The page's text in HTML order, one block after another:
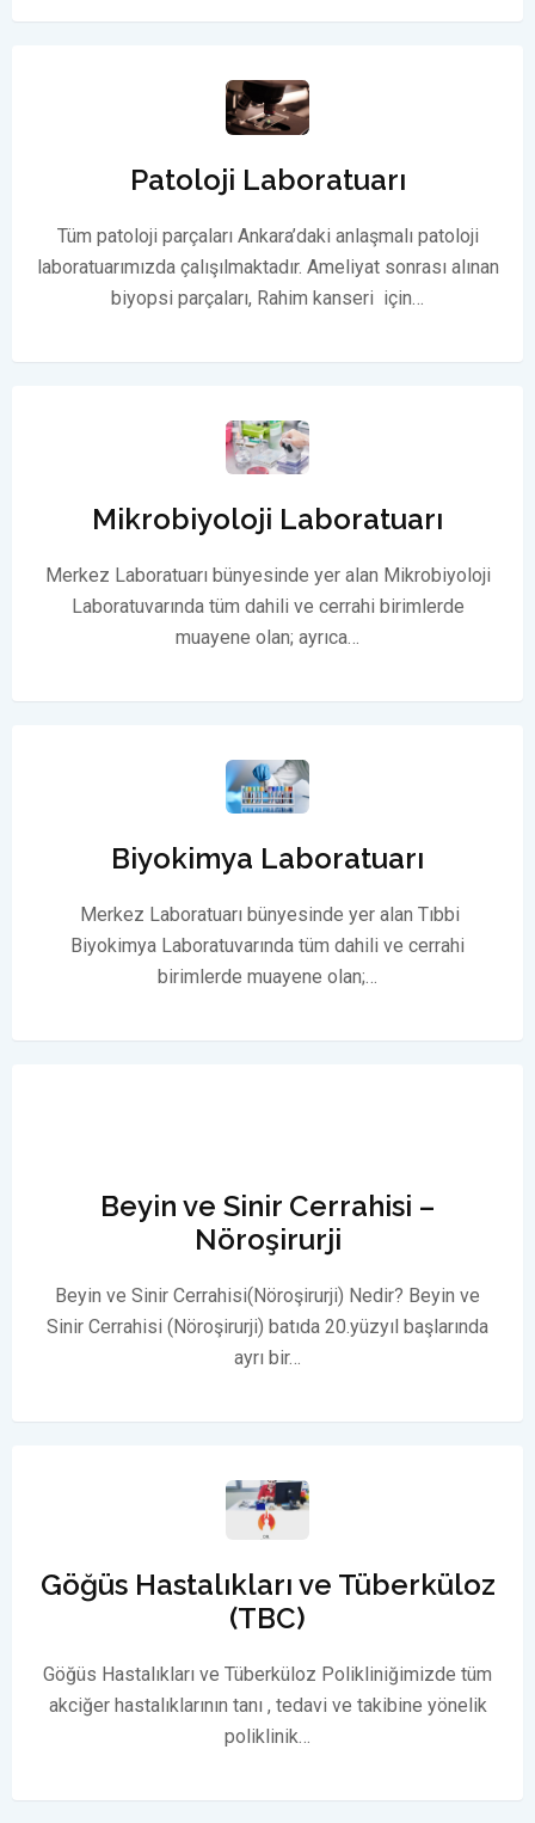
Patoloji Laboratuarı
Tüm patoloji parçaları Ankara’daki anlaşmalı patoloji
laboratuarımızda çalışılmaktadır. Ameliyat sonrası alınan
biyopsi parçaları, Rahim kanseri için…
Mikrobiyoloji Laboratuarı
Merkez Laboratuarı bünyesinde yer alan Mikrobiyoloji
Laboratuvarında tüm dahili ve cerrahi birimlerde
muayene olan; ayrıca…
Biyokimya Laboratuarı
Merkez Laboratuarı bünyesinde yer alan Tıbbi
Biyokimya Laboratuvarında tüm dahili ve cerrahi
birimlerde muayene olan;…
Beyin ve Sinir Cerrahisi –
Nöroşirurji
Beyin ve Sinir Cerrahisi(Nöroşirurji) Nedir? Beyin ve
Sinir Cerrahisi (Nöroşirurji) batıda 20.yüzyıl başlarında
ayrı bir…
Göğüs Hastalıkları ve Tüberküloz
(TBC)
Göğüs Hastalıkları ve Tüberküloz Polikliniğimizde tüm
akciğer hastalıklarının tanı , tedavi ve takibine yönelik
poliklinik…